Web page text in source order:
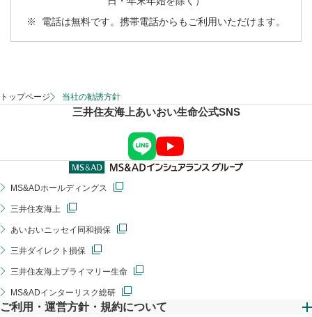
※
電話は無料です。携帯電話からもご利用いただけます。
トップページ 当社の勧誘方針
三井住友海上あいおい生命公式SNS
MS&ADホールディングス
三井住友海上
あいおいニッセイ同和損保
三井ダイレクト損保
三井住友海上プライマリー生命
MS&ADインターリスク総研
ご利用・運営方針・規約について